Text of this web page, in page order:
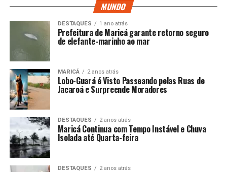
MUNDO
DESTAQUES 1 ano atrás
Prefeitura de Maricá garante retorno seguro
de elefante-marinho ao mar
MARICÁ 2 anos atrás
Lobo-Guará é Visto Passeando pelas Ruas de
Jacaroá e Surpreende Moradores
DESTAQUES 2 anos atrás
Maricá Continua com Tempo Instável e Chuva
Isolada até Quarta-feira
DESTAQUES 2 anos atrás